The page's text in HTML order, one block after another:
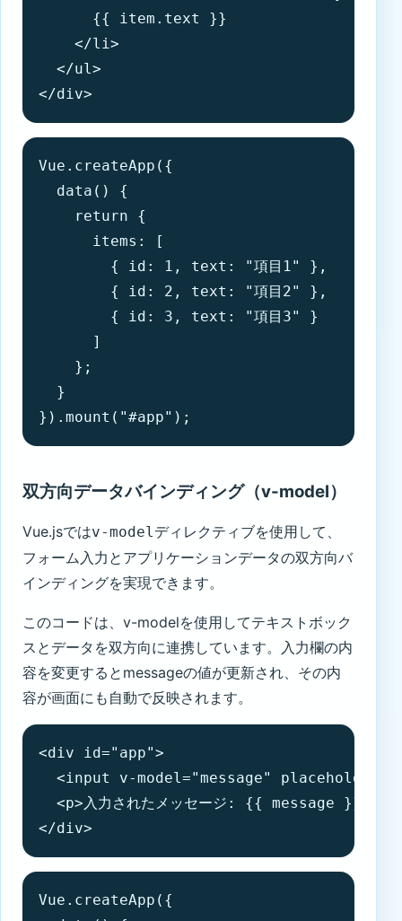
      {{ item.text }}
    </li>
  </ul>
</div>
Vue.createApp({
  data() {
    return {
      items: [
        { id: 1, text: "項目1" },
        { id: 2, text: "項目2" },
        { id: 3, text: "項目3" }
      ]
    };
  }
}).mount("#app");
双方向データバインディング（v-model）
Vue.jsではv-modelディレクティブを使用して、
フォーム入力とアプリケーションデータの双方向バ
インディングを実現できます。
このコードは、v-modelを使用してテキストボック
スとデータを双方向に連携しています。入力欄の内
容を変更するとmessageの値が更新され、その内
容が画面にも自動で反映されます。
<div id="app">
<input v-model="message" placeholder="メ
  <p>入力されたメッセージ: {{ message }}</p>
</div>
Vue.createApp({